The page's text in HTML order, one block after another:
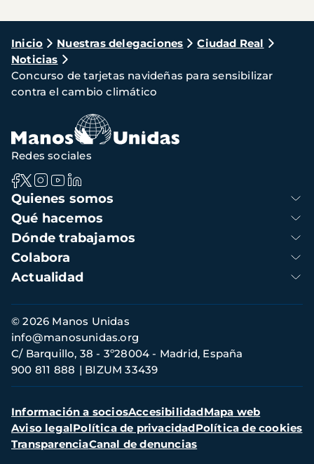
Ruta
de
navegación
Inicio Nuestras delegaciones
Ciudad Real
Noticias
Concurso de tarjetas navideñas para sensibilizar
contra el cambio climático
Navegación
principal
Quienes somos
Qué hacemos
Dónde trabajamos
Colabora
Actualidad
Redes sociales
Información
de
contacto
© 2026 Manos Unidas
C/ Barquillo, 38 - 3º28004 - Madrid, España
900 811 888
BIZUM 33439
info@manosunidas.org
Menú
secundario
Información a sociosAccesibilidadMapa web
Aviso legalPolítica de privacidadPolítica de cookies
TransparenciaCanal de denuncias